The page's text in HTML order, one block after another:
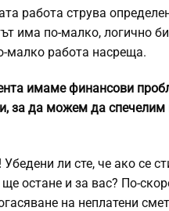
работа струва
има по-малко, логично
малко работа насреща.
имаме финансови
за да можем да спечелим
ли сте, че ако се
ще остане и за вас? По-
на неплатени